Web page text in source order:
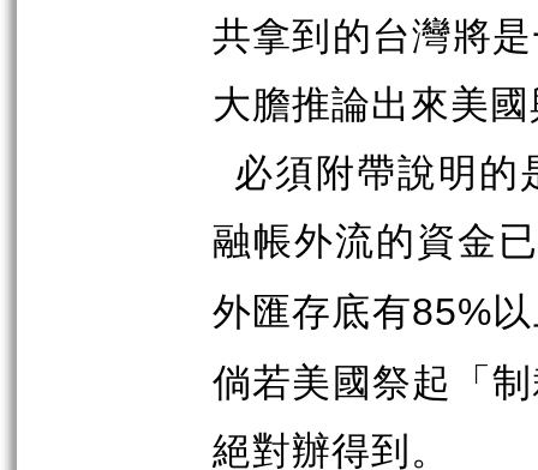
共拿到的台灣將
大膽推論出來美
必須附帶說明的
融帳外流的資金
外匯存底有85%
倘若美國祭起「
絕對辦得到。